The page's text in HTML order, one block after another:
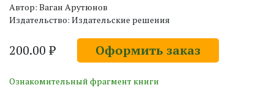
Автор: Ваган Арутюнов
Издательство: Издательские решения
200.00 ₽ Оформить заказ
Ознакомительный фрагмент книги